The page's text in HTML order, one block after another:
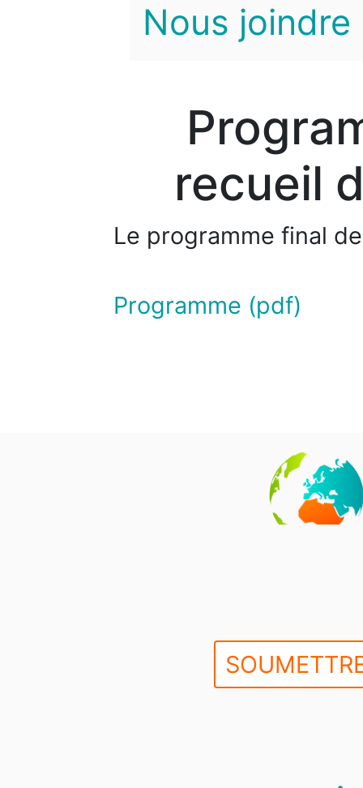
Nous joindre
recueil
Le programme final
Programme (pdf)